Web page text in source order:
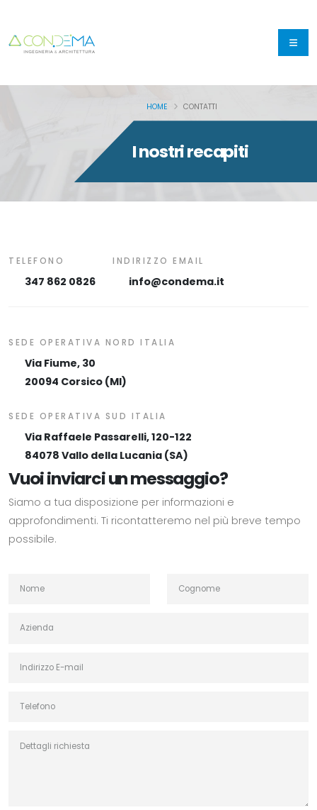
HOME CONTATTI
I nostri recapiti
TELEFONO
347 862 0826
INDIRIZZO EMAIL
info@condema.it
SEDE OPERATIVA NORD ITALIA
Via Fiume, 30
20094 Corsico (MI)
SEDE OPERATIVA SUD ITALIA
Via Raffaele Passarelli, 120-122
84078 Vallo della Lucania (SA)
Vuoi inviarci un messaggio?
Siamo a tua disposizione per informazioni e
approfondimenti. Ti ricontatteremo nel più breve tempo
possibile.